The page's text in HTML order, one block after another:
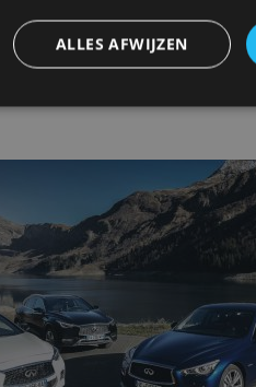
ALLES AFWIJZEN
van de website mogelijk,
gebruikt zonder de strikt noodzakelijke
Omschrijving
1 jaar
Deze cookie wordt gebruikt
vertrouwd webverkeer te
beveiligingsbeperkingen op
te omzeilen. Het is essentieel
veiligheid van een website
bescherming tegen